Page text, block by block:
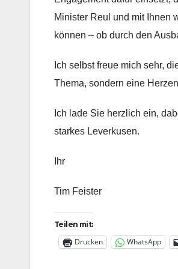
Minister Reul und mit Ihnen
können – ob durch den
Ich selbst freue mich sehr,
Thema, sondern eine
Ich lade Sie herzlich ein,
starkes Leverkusen.
Ihr
Tim Feister
Teilen mit:
Drucken WhatsApp